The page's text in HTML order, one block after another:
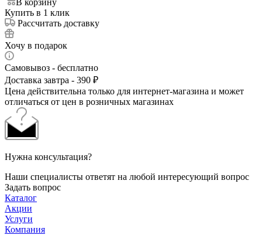
Купить в 1 клик
Рассчитать доставку
Хочу в подарок
Самовывоз - бесплатно
Доставка завтра - 390 ₽
Цена действительна только для интернет-магазина и может
отличаться от цен в розничных магазинах
Нужна консультация?
Наши специалисты ответят на любой интересующий вопрос
Задать вопрос
Каталог
Акции
Услуги
Компания